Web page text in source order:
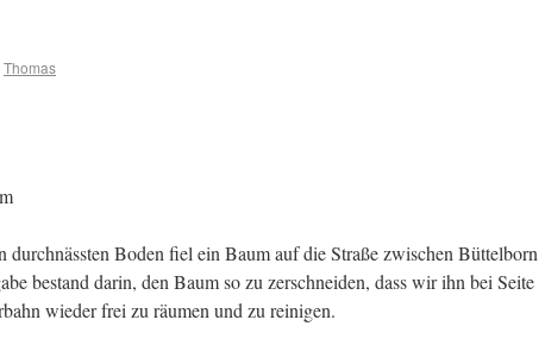
Thomas
Boden fiel ein Baum auf die Straße zwischen Büttelborn
bestand darin, den Baum so zu zerschneiden, dass wir ihn bei Seite
wieder frei zu räumen und zu reinigen.